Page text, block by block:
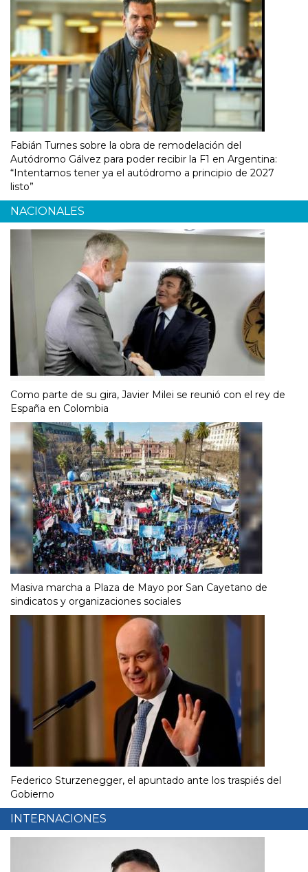
Fabián Turnes sobre la obra de remodelación del
Autódromo Gálvez para poder recibir la F1 en Argentina:
“Intentamos tener ya el autódromo a principio de 2027
listo”
NACIONALES
Como parte de su gira, Javier Milei se reunió con el rey de
España en Colombia
Masiva marcha a Plaza de Mayo por San Cayetano de
sindicatos y organizaciones sociales
Federico Sturzenegger, el apuntado ante los traspiés del
Gobierno
INTERNACIONES